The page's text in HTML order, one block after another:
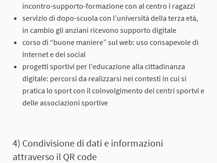
incontro-supporto-formazione con al centro i ragazzi
servizio di dopo-scuola con l’università della terza età,
in cambio gli anziani ricevono supporto digitale
corso di “buone maniere” sul web: uso consapevole di
internet e dei social
progetti sportivi per l'educazione alla cittadinanza
digitale: percorsi da realizzarsi nei contesti in cui si
pratica lo sport con il coinvolgimento dei centri sportvi e
delle associazioni sportive
4) Condivisione di dati e informazioni
attraverso il QR code